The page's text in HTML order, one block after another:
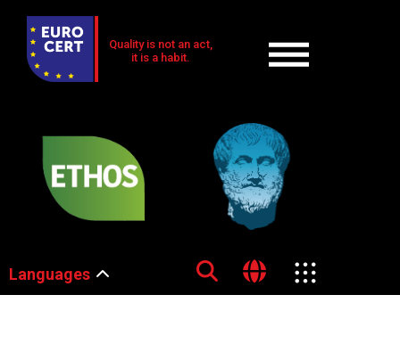
Quality is not an act,
it is a habit.
Languages